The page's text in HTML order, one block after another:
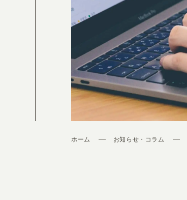
ホーム お知らせ・コラム